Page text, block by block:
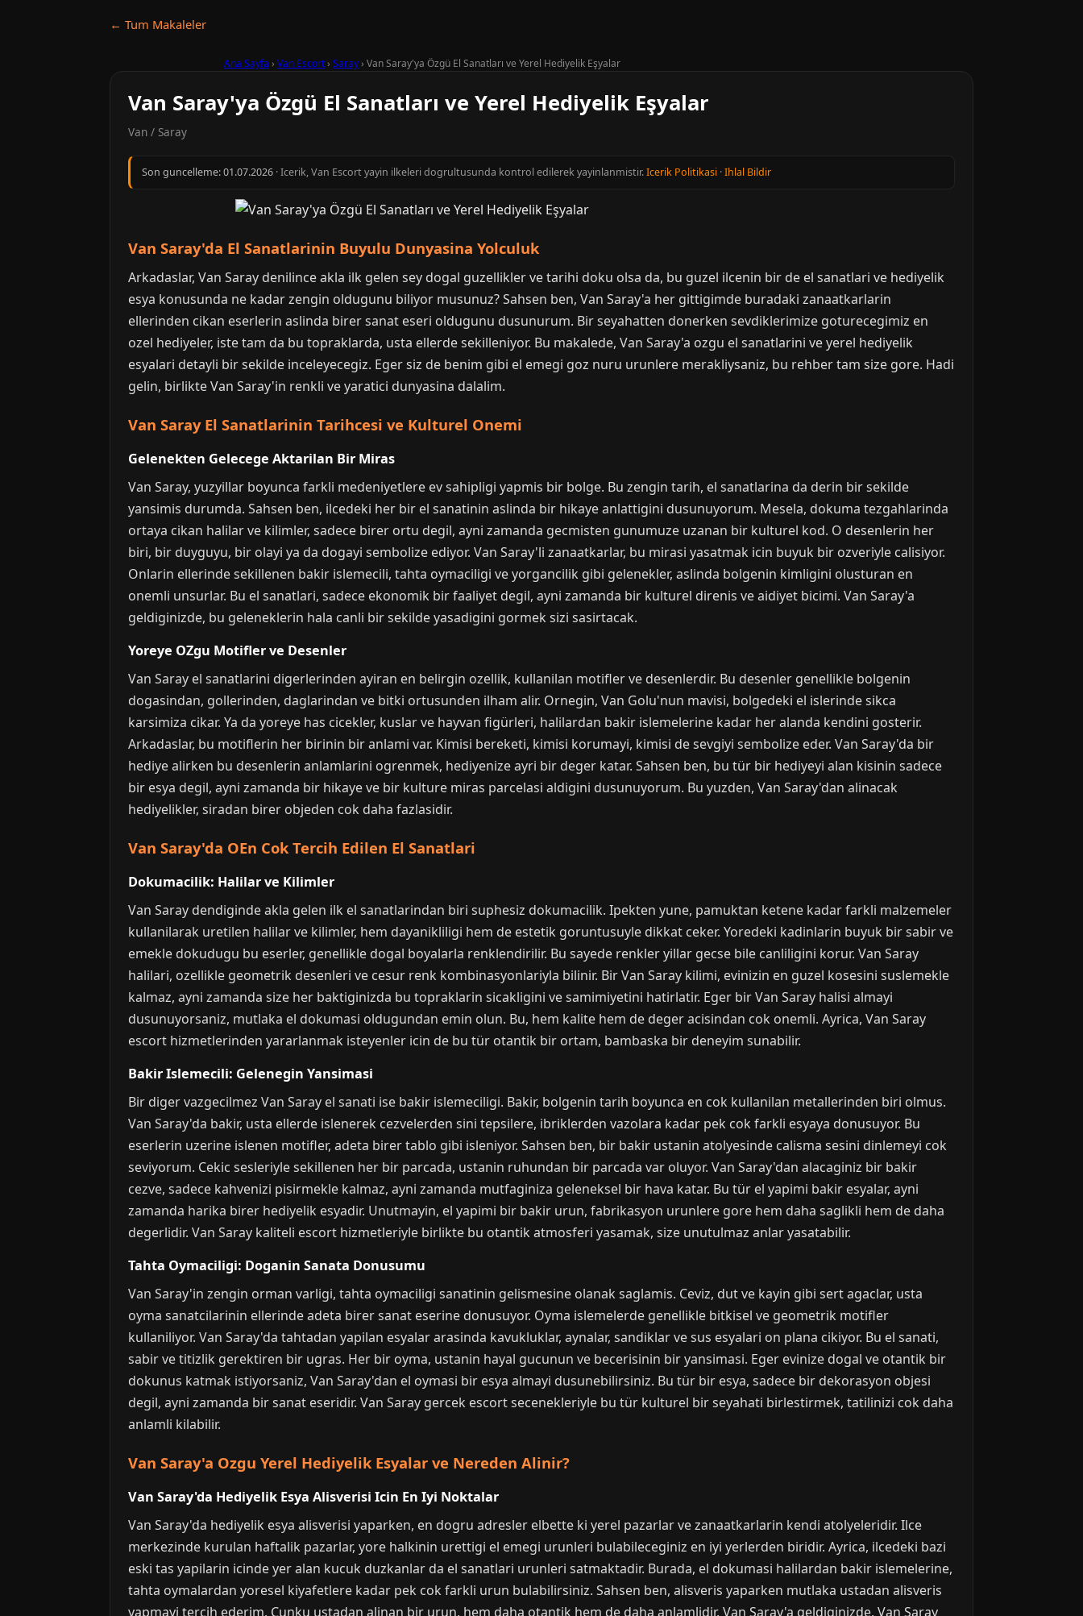
← Tum Makaleler
Ana Sayfa › Van Escort› Saray› Van Saray'ya Özgü El Sanatları ve Yerel Hediyelik Eşyalar
Van Saray'ya Özgü El Sanatları ve Yerel Hediyelik Eşyalar
Van / Saray
Son guncelleme:01.07.2026 · Icerik, Van Escort yayin ilkeleri dogrultusunda kontrol edilerek yayinlanmistir.Icerik Politikasi ·Ihlal Bildir
Van Saray'da El Sanatlarinin Buyulu Dunyasina Yolculuk
Arkadaslar, Van Saray denilince akla ilk gelen sey dogal guzellikler ve tarihi doku olsa da, bu guzel ilcenin bir de el sanatlari ve hediyelik
esya konusunda ne kadar zengin oldugunu biliyor musunuz? Sahsen ben, Van Saray'a her gittigimde buradaki zanaatkarlarin
ellerinden cikan eserlerin aslinda birer sanat eseri oldugunu dusunurum. Bir seyahatten donerken sevdiklerimize goturecegimiz en
ozel hediyeler, iste tam da bu topraklarda, usta ellerde sekilleniyor. Bu makalede, Van Saray'a ozgu el sanatlarini ve yerel hediyelik
esyalari detayli bir sekilde inceleyecegiz. Eger siz de benim gibi el emegi goz nuru urunlere merakliysaniz, bu rehber tam size gore. Hadi
gelin, birlikte Van Saray'in renkli ve yaratici dunyasina dalalim.
Van Saray El Sanatlarinin Tarihcesi ve Kulturel Onemi
Gelenekten Gelecege Aktarilan Bir Miras
Van Saray, yuzyillar boyunca farkli medeniyetlere ev sahipligi yapmis bir bolge. Bu zengin tarih, el sanatlarina da derin bir sekilde
yansimis durumda. Sahsen ben, ilcedeki her bir el sanatinin aslinda bir hikaye anlattigini dusunuyorum. Mesela, dokuma tezgahlarinda
ortaya cikan halilar ve kilimler, sadece birer ortu degil, ayni zamanda gecmisten gunumuze uzanan bir kulturel kod. O desenlerin her
biri, bir duyguyu, bir olayi ya da dogayi sembolize ediyor. Van Saray'li zanaatkarlar, bu mirasi yasatmak icin buyuk bir ozveriyle calisiyor.
Onlarin ellerinde sekillenen bakir islemecili, tahta oymaciligi ve yorgancilik gibi gelenekler, aslinda bolgenin kimligini olusturan en
onemli unsurlar. Bu el sanatlari, sadece ekonomik bir faaliyet degil, ayni zamanda bir kulturel direnis ve aidiyet bicimi. Van Saray'a
geldiginizde, bu geleneklerin hala canli bir sekilde yasadigini gormek sizi sasirtacak.
Yoreye OZgu Motifler ve Desenler
Van Saray el sanatlarini digerlerinden ayiran en belirgin ozellik, kullanilan motifler ve desenlerdir. Bu desenler genellikle bolgenin
dogasindan, gollerinden, daglarindan ve bitki ortusunden ilham alir. Ornegin, Van Golu'nun mavisi, bolgedeki el islerinde sikca
karsimiza cikar. Ya da yoreye has cicekler, kuslar ve hayvan figürleri, halilardan bakir islemelerine kadar her alanda kendini gosterir.
Arkadaslar, bu motiflerin her birinin bir anlami var. Kimisi bereketi, kimisi korumayi, kimisi de sevgiyi sembolize eder. Van Saray'da bir
hediye alirken bu desenlerin anlamlarini ogrenmek, hediyenize ayri bir deger katar. Sahsen ben, bu tür bir hediyeyi alan kisinin sadece
bir esya degil, ayni zamanda bir hikaye ve bir kulture miras parcelasi aldigini dusunuyorum. Bu yuzden, Van Saray'dan alinacak
hediyelikler, siradan birer objeden cok daha fazlasidir.
Van Saray'da OEn Cok Tercih Edilen El Sanatlari
Dokumacilik: Halilar ve Kilimler
Van Saray dendiginde akla gelen ilk el sanatlarindan biri suphesiz dokumacilik. Ipekten yune, pamuktan ketene kadar farkli malzemeler
kullanilarak uretilen halilar ve kilimler, hem dayanikliligi hem de estetik goruntusuyle dikkat ceker. Yoredeki kadinlarin buyuk bir sabir ve
emekle dokudugu bu eserler, genellikle dogal boyalarla renklendirilir. Bu sayede renkler yillar gecse bile canliligini korur. Van Saray
halilari, ozellikle geometrik desenleri ve cesur renk kombinasyonlariyla bilinir. Bir Van Saray kilimi, evinizin en guzel kosesini suslemekle
kalmaz, ayni zamanda size her baktiginizda bu topraklarin sicakligini ve samimiyetini hatirlatir. Eger bir Van Saray halisi almayi
dusunuyorsaniz, mutlaka el dokumasi oldugundan emin olun. Bu, hem kalite hem de deger acisindan cok onemli. Ayrica, Van Saray
escort hizmetlerinden yararlanmak isteyenler icin de bu tür otantik bir ortam, bambaska bir deneyim sunabilir.
Bakir Islemecili: Gelenegin Yansimasi
Bir diger vazgecilmez Van Saray el sanati ise bakir islemeciligi. Bakir, bolgenin tarih boyunca en cok kullanilan metallerinden biri olmus.
Van Saray'da bakir, usta ellerde islenerek cezvelerden sini tepsilere, ibriklerden vazolara kadar pek cok farkli esyaya donusuyor. Bu
eserlerin uzerine islenen motifler, adeta birer tablo gibi isleniyor. Sahsen ben, bir bakir ustanin atolyesinde calisma sesini dinlemeyi cok
seviyorum. Cekic sesleriyle sekillenen her bir parcada, ustanin ruhundan bir parcada var oluyor. Van Saray'dan alacaginiz bir bakir
cezve, sadece kahvenizi pisirmekle kalmaz, ayni zamanda mutfaginiza geleneksel bir hava katar. Bu tür el yapimi bakir esyalar, ayni
zamanda harika birer hediyelik esyadir. Unutmayin, el yapimi bir bakir urun, fabrikasyon urunlere gore hem daha saglikli hem de daha
degerlidir. Van Saray kaliteli escort hizmetleriyle birlikte bu otantik atmosferi yasamak, size unutulmaz anlar yasatabilir.
Tahta Oymaciligi: Doganin Sanata Donusumu
Van Saray'in zengin orman varligi, tahta oymaciligi sanatinin gelismesine olanak saglamis. Ceviz, dut ve kayin gibi sert agaclar, usta
oyma sanatcilarinin ellerinde adeta birer sanat eserine donusuyor. Oyma islemelerde genellikle bitkisel ve geometrik motifler
kullaniliyor. Van Saray'da tahtadan yapilan esyalar arasinda kavukluklar, aynalar, sandiklar ve sus esyalari on plana cikiyor. Bu el sanati,
sabir ve titizlik gerektiren bir ugras. Her bir oyma, ustanin hayal gucunun ve becerisinin bir yansimasi. Eger evinize dogal ve otantik bir
dokunus katmak istiyorsaniz, Van Saray'dan el oymasi bir esya almayi dusunebilirsiniz. Bu tür bir esya, sadece bir dekorasyon objesi
degil, ayni zamanda bir sanat eseridir. Van Saray gercek escort secenekleriyle bu tür kulturel bir seyahati birlestirmek, tatilinizi cok daha
anlamli kilabilir.
Van Saray'a Ozgu Yerel Hediyelik Esyalar ve Nereden Alinir?
Van Saray'da Hediyelik Esya Alisverisi Icin En Iyi Noktalar
Van Saray'da hediyelik esya alisverisi yaparken, en dogru adresler elbette ki yerel pazarlar ve zanaatkarlarin kendi atolyeleridir. Ilce
merkezinde kurulan haftalik pazarlar, yore halkinin urettigi el emegi urunleri bulabileceginiz en iyi yerlerden biridir. Ayrica, ilcedeki bazi
eski tas yapilarin icinde yer alan kucuk duzkanlar da el sanatlari urunleri satmaktadir. Burada, el dokumasi halilardan bakir islemelerine,
tahta oymalardan yoresel kiyafetlere kadar pek cok farkli urun bulabilirsiniz. Sahsen ben, alisveris yaparken mutlaka ustadan alisveris
yapmayi tercih ederim. Cunku ustadan alinan bir urun, hem daha otantik hem de daha anlamlidir. Van Saray'a geldiginizde, Van Saray